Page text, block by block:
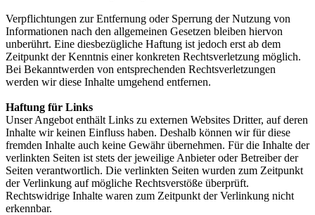
Verpflichtungen zur Entfernung oder Sperrung der Nutzung von
Informationen nach den allgemeinen Gesetzen bleiben hiervon
unberührt. Eine diesbezügliche Haftung ist jedoch erst ab dem
Zeitpunkt der Kenntnis einer konkreten Rechtsverletzung möglich.
Bei Bekanntwerden von entsprechenden Rechtsverletzungen
werden wir diese Inhalte umgehend entfernen.
Haftung für Links
Unser Angebot enthält Links zu externen Websites Dritter, auf deren
Inhalte wir keinen Einfluss haben. Deshalb können wir für diese
fremden Inhalte auch keine Gewähr übernehmen. Für die Inhalte der
verlinkten Seiten ist stets der jeweilige Anbieter oder Betreiber der
Seiten verantwortlich. Die verlinkten Seiten wurden zum Zeitpunkt
der Verlinkung auf mögliche Rechtsverstöße überprüft.
Rechtswidrige Inhalte waren zum Zeitpunkt der Verlinkung nicht
erkennbar.